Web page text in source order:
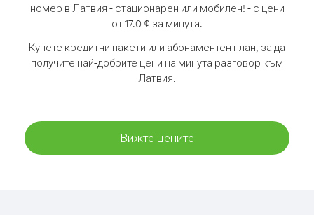
номер в Латвия - стационарен или мобилен! - с цени
от 17.0 ¢ за минута.
Купете кредитни пакети или абонаментен план, за да
получите най-добрите цени на минута разговор към
Латвия.
Вижте цените